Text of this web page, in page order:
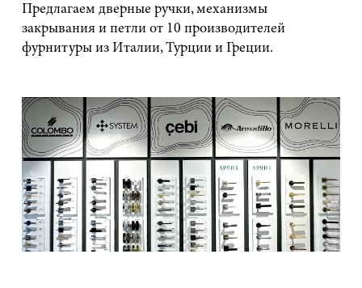
Предлагаем дверные ручки, механизмы
закрывания и петли от 10 производителей
фурнитуры из Италии, Турции и Греции.